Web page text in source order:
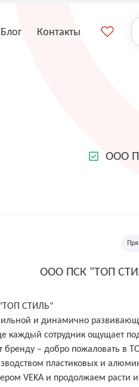
Блог Контакты
ООО
ООО ПСК "ТОП
СТИЛЬ"
и динамично
каждый сотрудник ощущает
бренду – добро пожаловать в
пластиковых и
VEKA и продолжаем расти и